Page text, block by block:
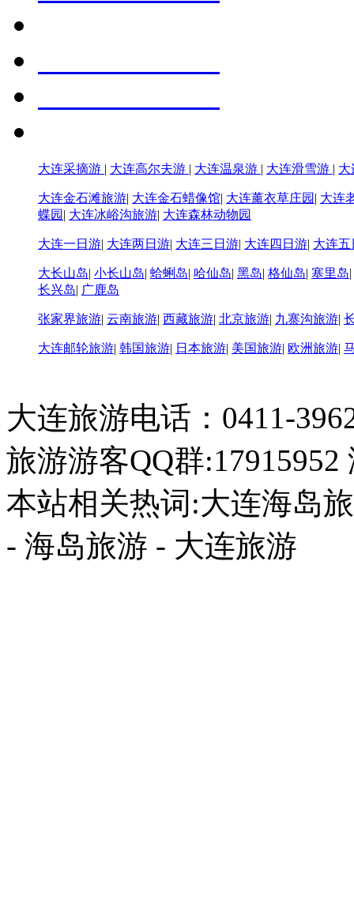
大连采摘游 | 大连高尔夫游 | 大连温泉游 | 大连滑雪游 |
大连金石滩旅游| 大连金石蜡像馆| 大连薰衣草庄园 | 大连
蝶园 | 大连冰峪沟旅游| 大连森林动物园
大连一日游| 大连两日游| 大连三日游| 大连四日游| 大连五
大长山岛| 小长山岛| 蛤蜊岛| 哈仙岛| 黑岛| 格仙岛| 塞里岛|
长兴岛| 广鹿岛
张家界旅游| 云南旅游| 西藏旅游| 北京旅游| 九寨沟旅游|
大连邮轮旅游| 韩国旅游| 日本旅游| 美国旅游| 欧洲旅游|
大连旅游电话：0411-
旅游游客QQ群
本站相关热词:大连海岛
- 海岛旅游 - 大连旅游